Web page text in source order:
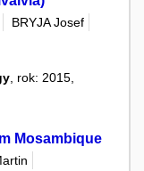
BRYJA Josef
, rok: 2015,
Mosambique